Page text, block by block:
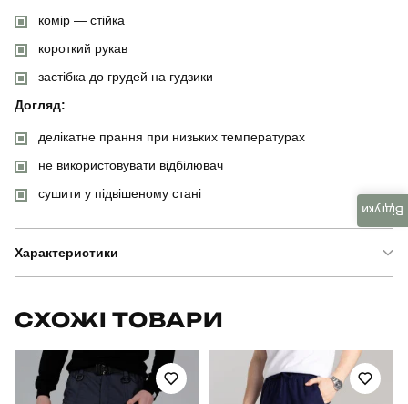
комір — стійка
короткий рукав
застібка до грудей на гудзики
Догляд:
делікатне прання при низьких температурах
не використовувати відбілювач
сушити у підвішеному стані
Характеристики
Артикул SRru702Sdb
СХОЖІ ТОВАРИ
Відгуки